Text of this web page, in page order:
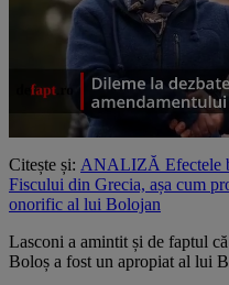
Citește și: ANALIZĂ Efectele
Fiscului din Grecia, așa cum
onorific al lui Bolojan
Lasconi a amintit și de faptul
Boloș a fost un apropiat al lui